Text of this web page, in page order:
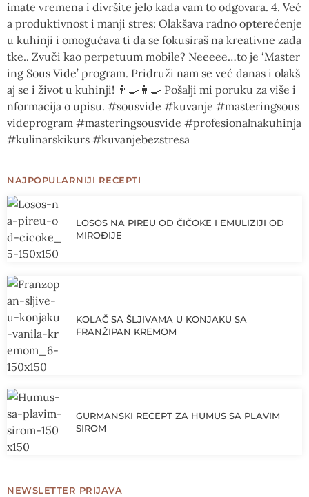
NAJPOPULARNIJI RECEPTI
LOSOS NA PIREU OD ČIČOKE I EMULIZIJI OD
MIROĐIJE
KOLAČ SA ŠLJIVAMA U KONJAKU SA
FRANŽIPAN KREMOM
GURMANSKI RECEPT ZA HUMUS SA PLAVIM
SIROM
NEWSLETTER PRIJAVA